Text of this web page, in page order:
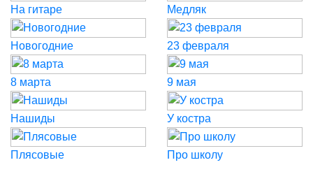
На гитаре Медляк
Новогодние 23 февраля
8 марта 9 мая
Нашиды У костра
Плясовые Про школу